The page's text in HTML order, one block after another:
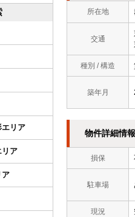
所在地
交通
種別 / 構造
築年月
物件詳細情報
損保
駐車場
現況
エリア
リア
ア